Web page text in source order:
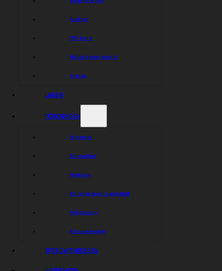
Årskort
VIP-bord
Nästa hemmamatch
Arenan
LAGEN
FÖRENINGEN
Styrelsen
Bli medlem
Historia
Rospiggarna i samhället
Miljöpolicy
Sociala medier
SPEEDWAYBUSSEN